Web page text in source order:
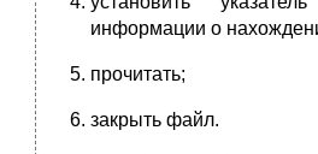
информации о
прочитать;
закрыть файл.